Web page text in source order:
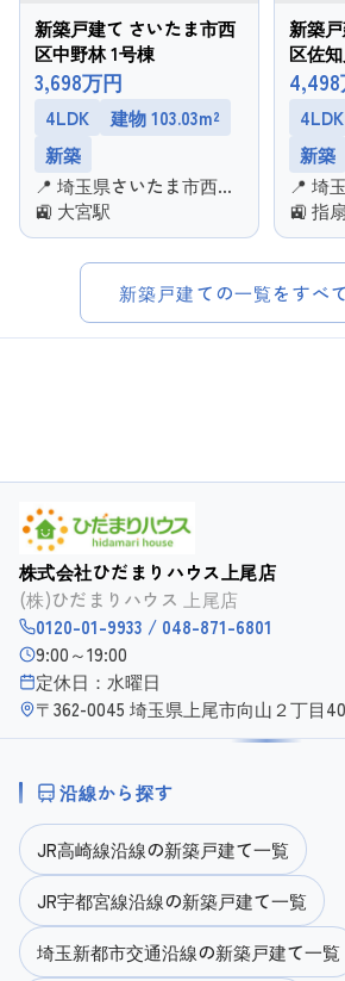
新築戸建て さいたま市西
区中野林 1号棟
3,698万円
4LDK
建物 103.03m²
新築
📍 埼玉県さいたま市西区
大字中野林
🚉 大宮駅
新築
区佐
4LDK
新築
📍 埼
大字佐
🚉 指
新築戸建ての一覧をすべ
株式会社ひだまりハウス上尾店
(株)ひだまりハウス 上尾店
0120-01-9933 / 048-871-6801
9:00～19:00
定休日：水曜日
〒362-0045 埼玉県上尾市向山２丁目
沿線から探す
JR高崎線沿線の新築戸建て一覧
JR宇都宮線沿線の新築戸建て一覧
埼玉新都市交通沿線の新築戸建て一覧